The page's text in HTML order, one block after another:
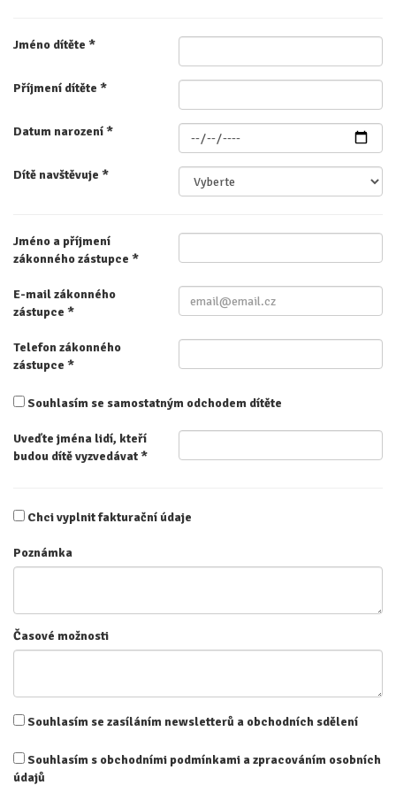
Jméno dítěte *
Příjmení dítěte *
Datum narození*
Dítě navštěvuje *
Jméno a příjmení
zákonného zástupce *
E-mail zákonného
zástupce *
Telefon zákonného
zástupce *
Souhlasím se samostatným odchodem dítěte
Uveďte jména lidí, kteří
budou dítě vyzvedávat*
Chci vyplnit fakturační údaje
Poznámka
Časové možnosti
Souhlasím se zasíláním newsletterů a obchodních sdělení
Souhlasím s obchodními podmínkami a zpracováním osobních
údajů